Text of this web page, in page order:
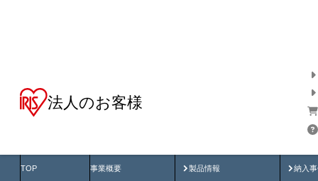
法人のお客様
TOP 事業概要 製品情報
製品動画 納入
納